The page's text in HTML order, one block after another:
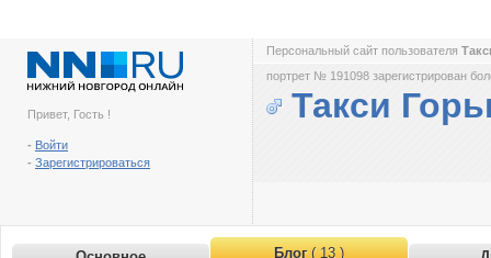
Привет, Гость !
- Войти
- Зарегистрироваться
Персональный сайт пользователя
портрет № 191098 зарегистрирован
Такси
Блог( 13 )